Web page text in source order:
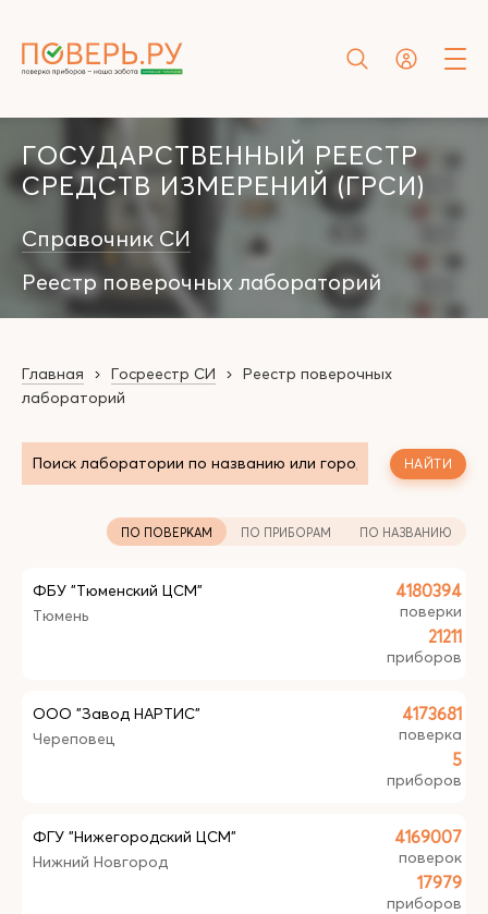
ГОСУДАРСТВЕННЫЙ РЕЕСТР
СРЕДСТВ ИЗМЕРЕНИЙ (ГРСИ)
Справочник СИ
Реестр поверочных лабораторий
Главная Госреестр СИ
Реестр поверочных
лабораторий
НАЙТИ
ПО ПОВЕРКАМ ПО ПРИБОРАМ ПО НАЗВАНИЮ
ФБУ "Тюменский ЦСМ"
Тюмень
4180394
поверки
21211
приборов
ООО "Завод НАРТИС"
Череповец
4173681
поверка
5
приборов
ФГУ "Нижегородский ЦСМ"
Нижний Новгород
4169007
поверок
17979
приборов